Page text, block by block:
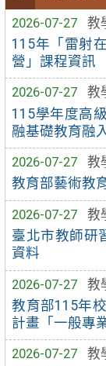
2026-07-27
教
115年「雷射
營」課程資訊
2026-07-27
教
115學年度高
融基礎教育融
2026-07-27
教
教育部藝術教
2026-07-27
教
臺北市教師研
資料
2026-07-27
教
教育部115年
計畫「一般專
2026-07-27
教